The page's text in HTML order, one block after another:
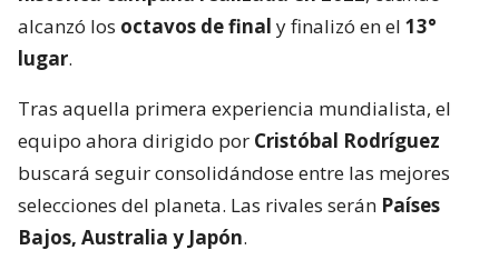
alcanzó los octavos de final y finalizó en el 13°
lugar.
Tras aquella primera experiencia mundialista, el
equipo ahora dirigido por Cristóbal Rodríguez
buscará seguir consolidándose entre las mejores
selecciones del planeta. Las rivales serán Países
Bajos, Australia y Japón.